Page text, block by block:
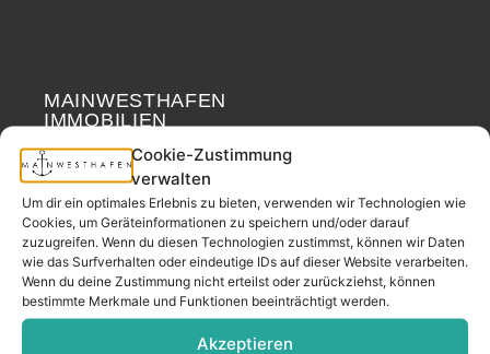
Cookie-Zustimmung
verwalten
Um dir ein optimales Erlebnis zu bieten, verwenden wir Technologien wie
Cookies, um Geräteinformationen zu speichern und/oder darauf
zuzugreifen. Wenn du diesen Technologien zustimmst, können wir Daten
wie das Surfverhalten oder eindeutige IDs auf dieser Website verarbeiten.
Wenn du deine Zustimmung nicht erteilst oder zurückziehst, können
bestimmte Merkmale und Funktionen beeinträchtigt werden.
Akzeptieren
MAINWESTHAFEN
IMMOBILIEN
Ihr Immobilienpartner
aus der
Nachbarschaft.
– seit 2017.